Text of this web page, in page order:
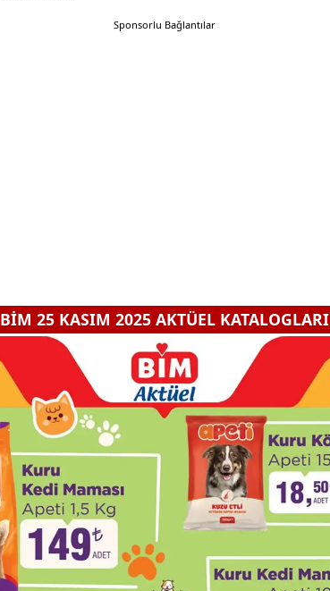
Sponsorlu Bağlantılar
BİM 25 KASIM 2025 AKTÜEL KATALOGLARI